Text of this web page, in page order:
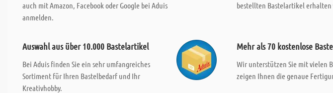
auch mit Amazon, Facebook oder Google bei Aduis
anmelden.
bestellten Bastelartikel erhalten
Auswahl aus über 10.000 Bastelartikel
Bei Aduis finden Sie ein sehr umfangreiches
Sortiment für Ihren Bastelbedarf und Ihr
Kreativhobby.
Mehr als 70 kostenlose
Wir unterstützen Sie mit vielen
zeigen Ihnen die genaue